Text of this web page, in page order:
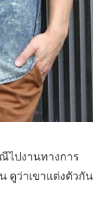
ไปงานทางการ
ดูว่าเขาแต่งตัวกัน